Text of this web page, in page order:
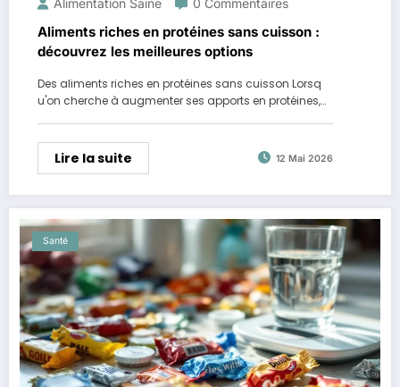
Aliments riches en protéines sans cuisson :
découvrez les meilleures options
Des aliments riches en protéines sans cuisson Lorsq
u'on cherche à augmenter ses apports en protéines,…
Lire la suite 12 Mai 2026
Santé